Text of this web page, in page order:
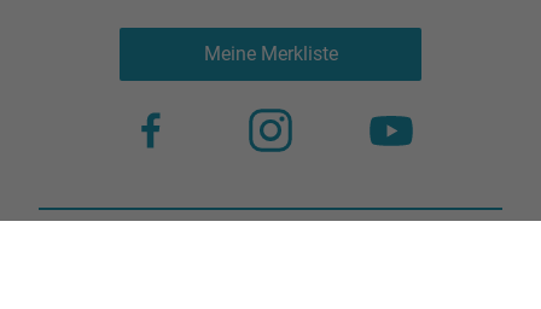
Meine Merkliste